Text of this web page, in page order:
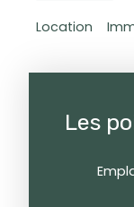
Location
Les